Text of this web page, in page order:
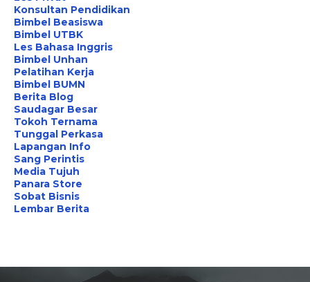
Konsultan Pendidikan
Bimbel Beasiswa
Bimbel UTBK
Les Bahasa Inggris
Bimbel Unhan
Pelatihan Kerja
Bimbel BUMN
Berita Blog
Saudagar Besar
Tokoh Ternama
Tunggal Perkasa
Lapangan Info
Sang Perintis
Media Tujuh
Panara Store
Sobat Bisnis
Lembar Berita